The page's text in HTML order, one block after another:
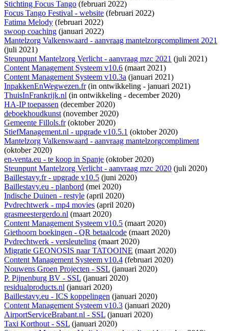
Stichting Focus Tango (februari 2022)
Focus Tango Festival - website (februari 2022)
Fatima Melody (februari 2022)
swoop coaching (januari 2022)
Mantelzorg Valkenswaard - aanvraag mantelzorgcompliment 2021
(juli 2021)
Steunpunt Mantelzorg Verlicht - aanvraag mzc 2021 (juli 2021)
Content Management Systeem v10.6 (maart 2021)
Content Management Systeem v10.3a (januari 2021)
InpakkenEnWegwezen.fr(in ontwikkeling - januari 2021)
ThuisInFrankrijk.nl (in ontwikkeling - december 2020)
HA-IP toepassen (december 2020)
deboekhoudkunst(november 2020)
Gemeente Fillols.fr(oktober 2020)
StiefManagement.nl - upgrade v10.5.1 (oktober 2020)
Mantelzorg Valkenswaard - aanvraag mantelzorgcompliment
(oktober 2020)
en-venta.eu - te koop in Spanje (oktober 2020)
Steunpunt Mantelzorg Verlicht - aanvraag mzc 2020 (juli 2020)
Baillestavy.fr - upgrade v10.5 (juni 2020)
Baillestavy.eu - planbord (mei 2020)
Indische Duinen - restyle (april 2020)
Pvdrechtwerk - mp4 movies (april 2020)
grasmeestergerdo.nl (maart 2020)
Content Management Systeem v10.5 (maart 2020)
Giethoorn boekingen - QR betaalcode (maart 2020)
Pvdrechtwerk - versleuteling (maart 2020)
Migratie GEONOSIS naar TATOOINE (maart 2020)
Content Management Systeem v10.4 (februari 2020)
Nouwens Groen Projecten - SSL (januari 2020)
P. Pijnenburg BV - SSL (januari 2020)
residualproducts.nl (januari 2020)
Baillestavy.eu - ICS koppelingen (januari 2020)
Content Management Systeem v10.3 (januari 2020)
AirportServiceBrabant.nl - SSL (januari 2020)
Taxi Korthout - SSL (januari 2020)